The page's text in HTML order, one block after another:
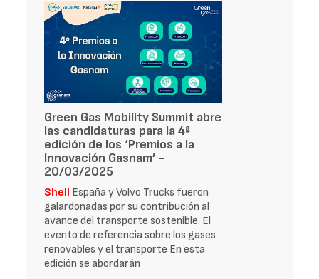
Green Gas Mobility Summit abre
las candidaturas para la 4ª
edición de los ‘Premios a la
Innovación Gasnam’ -
20/03/2025
Shell España y Volvo Trucks fueron
galardonadas por su contribución al
avance del transporte sostenible. El
evento de referencia sobre los gases
renovables y el transporte En esta
edición se abordarán